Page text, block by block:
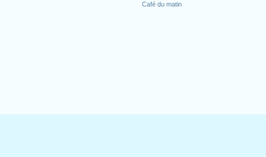
Café du matin